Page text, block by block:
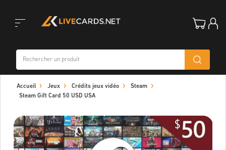
navigation
Accueil Jeux Crédits jeux vidéo
Steam
Steam Gift Card 50 USD USA